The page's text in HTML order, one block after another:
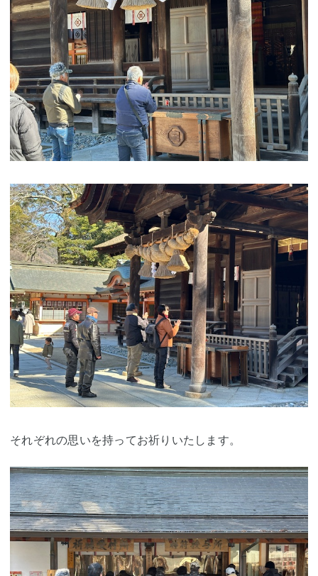
それぞれの思いを持ってお祈りいたします。